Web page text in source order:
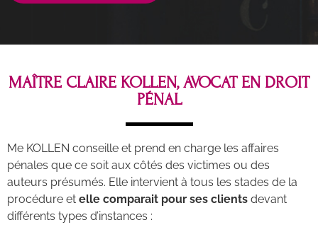
MAÎTRE CLAIRE KOLLEN, AVOCAT EN DROIT
PÉNAL
Me KOLLEN conseille et prend en charge les affaires
pénales que ce soit aux côtés des victimes ou des
auteurs présumés. Elle intervient à tous les stades de la
procédure et elle comparait pour ses clients devant
différents types d’instances :